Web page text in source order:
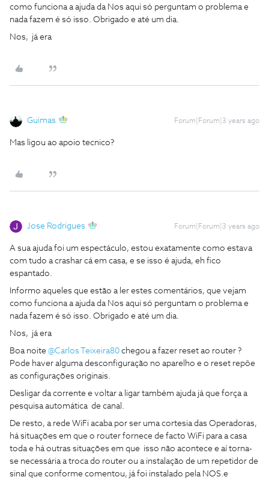
como funciona a ajuda da Nos aqui só perguntam o problema e
nada fazem é só isso. Obrigado e até um dia.
Nos, já era
Guimas Forum|Forum|3 years ago
Mas ligou ao apoio tecnico?
Jose Rodrigues Forum|Forum|3 years ago
A sua ajuda foi um espectáculo, estou exatamente como estava
com tudo a crashar cá em casa, e se isso é ajuda, eh fico
espantado.
Informo aqueles que estão a ler estes comentários, que vejam
como funciona a ajuda da Nos aqui só perguntam o problema e
nada fazem é só isso. Obrigado e até um dia.
Nos, já era
Boa noite @Carlos Teixeira80 chegou a fazer reset ao router ?
Pode haver alguma desconfiguração no aparelho e o reset repôe
as configurações originais.
Desligar da corrente e voltar a ligar também ajuda já que força a
pesquisa automática de canal.
De resto, a rede WiFi acaba por ser uma cortesia das Operadoras,
há situações em que o router fornece de facto WiFi para a casa
toda e há outras situações em que isso não acontece e aí torna-
se necessária a troca do router ou a instalação de um repetidor de
sinal que conforme comentou, já foi instalado pela NOS.e